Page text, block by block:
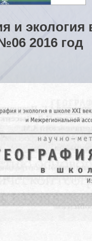
и экология
2016 год